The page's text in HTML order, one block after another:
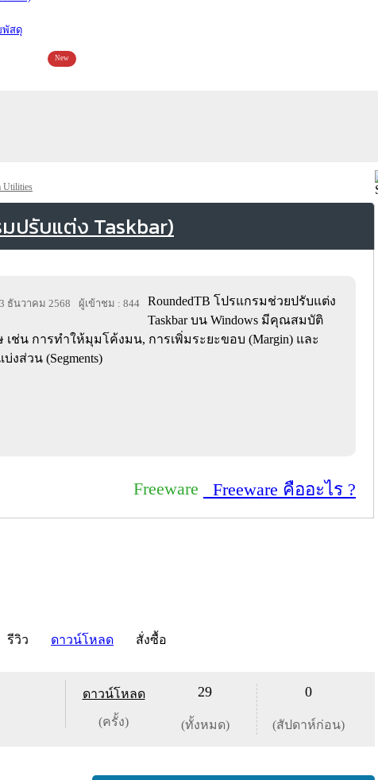
พัสดุ
New
Utilities
ปรับแต่ง Taskbar)
ธันวาคม 2568 ผู้เข้าชม : 844
RoundedTB โปรแกรมช่วยปรับแต่ง
Taskbar บน Windows มีคุณสมบัติ
เช่น การทำให้มุมโค้งมน, การเพิ่มระยะขอบ (Margin) และ
งส่วน (Segments)
Freeware Freeware คืออะไร ?
รีวิว ดาวน์โหลด สั่งซื้อ
ดาวน์โหลด
(ครั้ง)
29
(ทั้งหมด)
0
(สัปดาห์ก่อน)